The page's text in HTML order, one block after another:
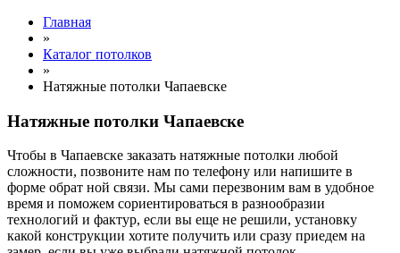
Главная
»
Каталог потолков
»
Натяжные потолки Чапаевске
Натяжные потолки Чапаевске
Чтобы в Чапаевске заказать натяжные потолки любой
сложности, позвоните нам по телефону или напишите в
форме обрат ной связи. Мы сами перезвоним вам в удобное
время и поможем сориентироваться в разнообразии
технологий и фактур, если вы еще не решили, установку
какой конструкции хотите получить или сразу приедем на